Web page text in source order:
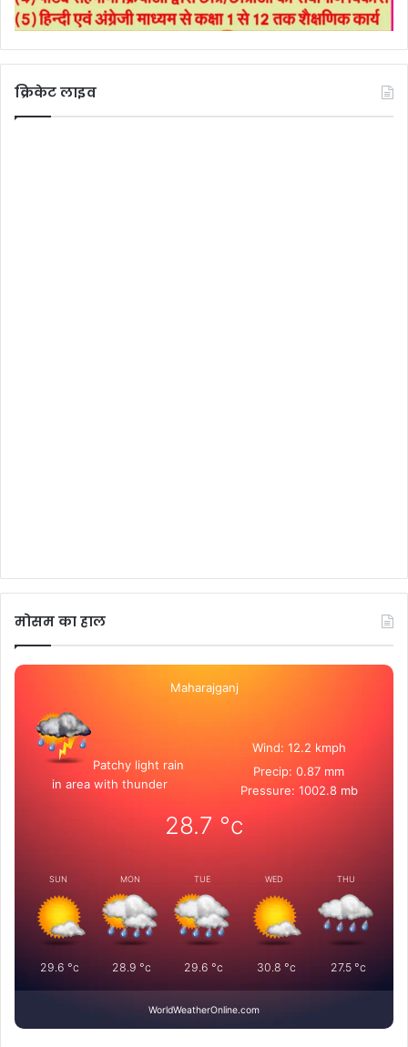
क्रिकेट लाइव
मोसम का हाल
Maharajganj
Patchy light rain
in area with thunder
Wind: 12.2 kmph
Precip: 0.87 mm
Pressure: 1002.8 mb
28.7 °c
SUN
29.6 °c
MON
28.9 °c
TUE
29.6 °c
WED
30.8 °c
THU
27.5°c
WorldWeatherOnline.com